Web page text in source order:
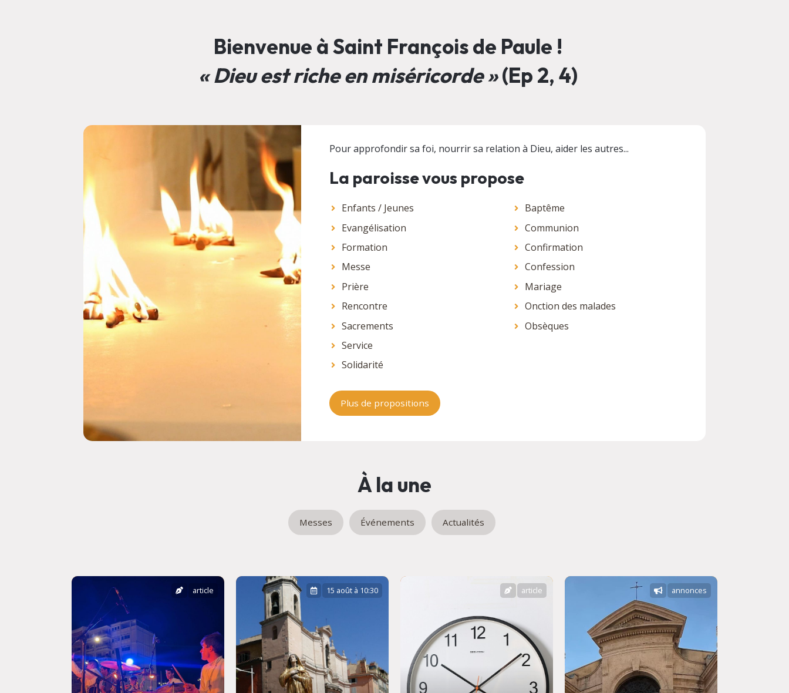
Bienvenue à Saint François de Paule !
« Dieu est riche en miséricorde »(Ep 2, 4)
Pour approfondir sa foi, nourrir sa relation à Dieu, aider les autres...
La paroisse vous propose
Enfants / Jeunes
Evangélisation
Formation
Messe
Prière
Rencontre
Sacrements
Service
Solidarité
Baptême
Communion
Confirmation
Confession
Mariage
Onction des malades
Obsèques
Plus de propositions
À la une
Messes Événements Actualités
article 15 août à 10:30 article annonces